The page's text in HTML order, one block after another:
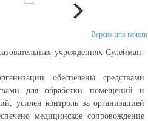
Версия для печати
учреждениях Сулейман-
обеспечены средствами
для обработки помещений и
усилен контроль за организацией
медицинское сопровождение